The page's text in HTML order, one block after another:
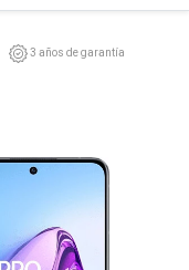
3 años de garantía